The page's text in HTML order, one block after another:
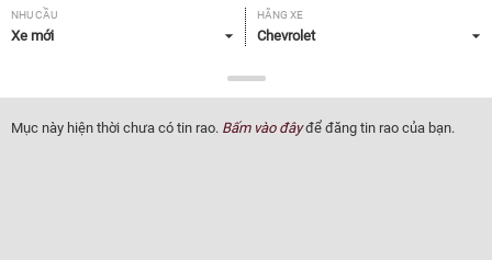
NHU CẦU
Xe mới
HÃNG XE
Chevrolet
Tất cả
NĂM SẢN XUẤT
Tất cả
GIÁ XE XUẤT XỨ
Mục này hiện thời chưa có tin rao. Bấm vào đâyđể đăng tin rao của bạn.